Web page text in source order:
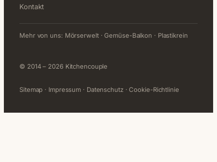
Kontakt
Mehr von uns: Mörserwelt· Gemüse-Balkon · Plastikrein
© 2014 – 2026 Kitchencouple
Sitemap · Impressum · Datenschutz· Cookie-Richtlinie